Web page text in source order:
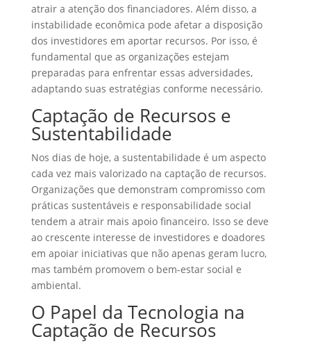
atrair a atenção dos financiadores. Além disso, a
instabilidade econômica pode afetar a disposição
dos investidores em aportar recursos. Por isso, é
fundamental que as organizações estejam
preparadas para enfrentar essas adversidades,
adaptando suas estratégias conforme necessário.
Captação de Recursos e
Sustentabilidade
Nos dias de hoje, a sustentabilidade é um aspecto
cada vez mais valorizado na captação de recursos.
Organizações que demonstram compromisso com
práticas sustentáveis e responsabilidade social
tendem a atrair mais apoio financeiro. Isso se deve
ao crescente interesse de investidores e doadores
em apoiar iniciativas que não apenas geram lucro,
mas também promovem o bem-estar social e
ambiental.
O Papel da Tecnologia na
Captação de Recursos